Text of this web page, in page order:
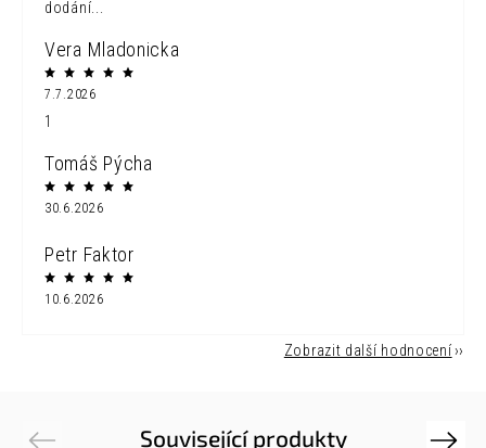
dodání...
Vera Mladonicka
7.7.2026
1
Tomáš Pýcha
30.6.2026
Petr Faktor
10.6.2026
Zobrazit další hodnocení
Související produkty
Previous Next